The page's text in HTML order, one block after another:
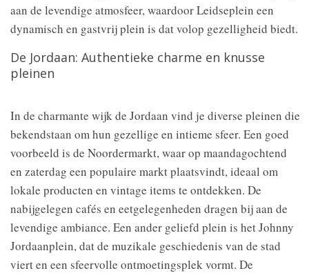
aan de levendige atmosfeer, waardoor Leidseplein een
dynamisch en gastvrij plein is dat volop gezelligheid biedt.
De Jordaan: Authentieke charme en knusse
pleinen
In de charmante wijk de Jordaan vind je diverse pleinen die
bekendstaan om hun gezellige en intieme sfeer. Een goed
voorbeeld is de Noordermarkt, waar op maandagochtend
en zaterdag een populaire markt plaatsvindt, ideaal om
lokale producten en vintage items te ontdekken. De
nabijgelegen cafés en eetgelegenheden dragen bij aan de
levendige ambiance. Een ander geliefd plein is het Johnny
Jordaanplein, dat de muzikale geschiedenis van de stad
viert en een sfeervolle ontmoetingsplek vormt. De